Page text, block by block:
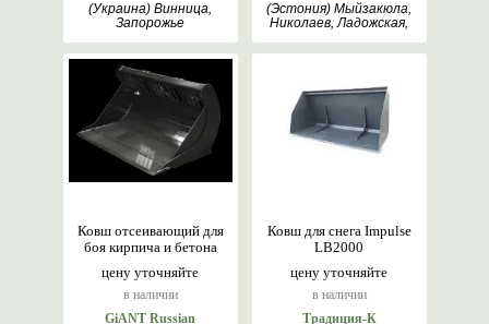
(Украина) Винница,
Запорожье
(Эстония) Мыйзакюла,
Николаев, Ладожская,
Таллин
цену уточняйте
в наличии
Ковш отсеивающий для
боя кирпича и бетона
GiANT Russian
цену уточняйте
в наличии
Ковш для снега Impulse
LB2000
Традиция-К